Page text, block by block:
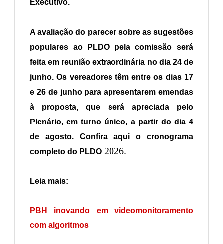
Executivo.
A avaliação do parecer sobre as sugestões
populares ao PLDO pela comissão será
feita em reunião extraordinária no dia 24 de
junho. Os vereadores têm entre os dias 17
e 26 de junho para apresentarem emendas
à proposta, que será apreciada pelo
Plenário, em turno único, a partir do dia 4
de agosto. Confira aqui o cronograma
completo do PLDO 2026.
Leia mais:
PBH inovando em videomonitoramento
com algoritmos